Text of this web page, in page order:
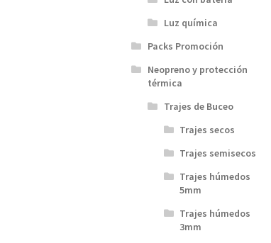
Luz química
Packs Promoción
Neopreno y protección
térmica
Trajes de Buceo
Trajes secos
Trajes semisecos
Trajes húmedos
5mm
Trajes húmedos
3mm